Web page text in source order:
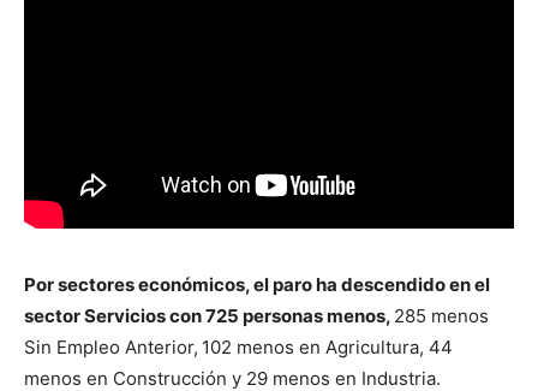
Por sectores económicos, el paro ha descendido en el
sector Servicios con 725 personas menos, 285 menos
Sin Empleo Anterior, 102 menos en Agricultura, 44
menos en Construcción y 29 menos en Industria.